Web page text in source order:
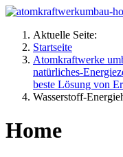
Aktuelle Seite:
Startseite
Atomkraftwerke
natürliches-
beste Lösung von
Wasserstoff-
Home